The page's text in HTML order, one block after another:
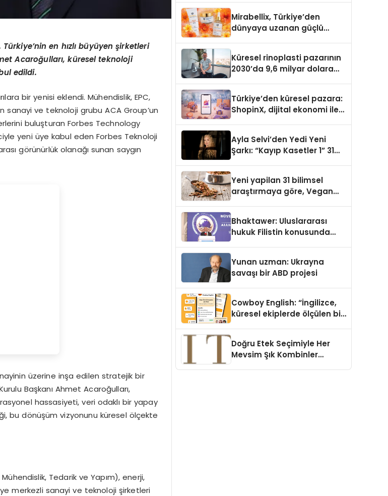
en hızlı büyüyen şirketleri
Acaroğulları, küresel teknoloji
edildi.
bir yenisi eklendi. Mühendislik, EPC,
ve teknoloji grubu ACA Group’un
buluşturan Forbes Technology
yeni üye kabul eden Forbes Teknoloji
görünürlük olanağı sunan saygın
üzerine inşa edilen stratejik bir
Başkanı Ahmet Acaroğulları,
hassasiyeti, veri odaklı bir yapay
bu dönüşüm vizyonunu küresel ölçekte
Tedarik ve Yapım), enerji,
merkezli sanayi ve teknoloji şirketleri
Mirabellix, Türkiye’den
dünyaya uzanan güçlü
Küresel rinoplasti pazarının
2030’da 9,6 milyar dolara
Türkiye’den küresel pazara:
ShopinX, dijital ekonomi ile
Ayla Selvi’den Yedi Yeni
Şarkı: “Kayıp Kasetler 1” 31
Yeni yapilan 31 bilimsel
araştırmaya göre, Vegan
Sindirildiğini Ortaya Koydu
Bhaktawer: Uluslararası
hukuk Filistin konusunda
Yunan uzman: Ukrayna
savaşı bir ABD projesi
Cowboy English: “İngilizce,
küresel ekiplerde ölçülen bir
Doğru Etek Seçimiyle Her
Mevsim Şık Kombinler